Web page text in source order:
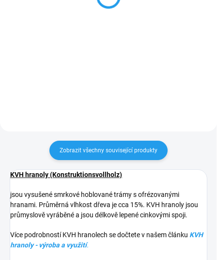
Zobrazit všechny související produkty
KVH hranoly (Konstruktionsvollholz)
jsou vysušené smrkové hoblované trámy s ofrézovanými
hranami. Průměrná vlhkost dřeva je cca 15%. KVH hranoly jsou
průmyslově vyráběné a jsou délkově lepené cinkovými spoji.
Více podrobností KVH hranolech se dočtete v našem článku KVH
hranoly - výroba a využití.